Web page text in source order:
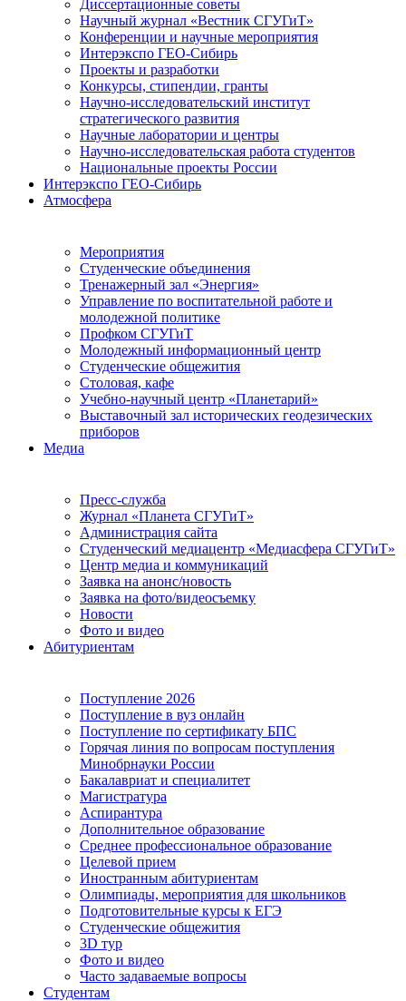
Диссертационные советы
Научный журнал «Вестник СГУГиТ»
Конференции и научные мероприятия
Интерэкспо ГЕО-Сибирь
Проекты и разработки
Конкурсы, стипендии, гранты
Научно-исследовательский институт
стратегического развития
Научные лаборатории и центры
Научно-исследовательская работа студентов
Национальные проекты России
Интерэкспо ГЕО-Сибирь
Атмосфера
Мероприятия
Студенческие объединения
Тренажерный зал «Энергия»
Управление по воспитательной работе и
молодежной политике
Профком СГУГиТ
Молодежный информационный центр
Студенческие общежития
Столовая, кафе
Учебно-научный центр «Планетарий»
Выставочный зал исторических геодезических
приборов
Медиа
Пресс-служба
Журнал «Планета СГУГиТ»
Администрация сайта
Студенческий медиацентр «Медиасфера СГУГиТ»
Центр медиа и коммуникаций
Заявка на анонс/новость
Заявка на фото/видеосъемку
Новости
Фото и видео
Абитуриентам
Поступление 2026
Поступление в вуз онлайн
Поступление по сертификату БПС
Горячая линия по вопросам поступления
Минобрнауки России
Бакалавриат и специалитет
Магистратура
Аспирантура
Дополнительное образование
Среднее профессиональное образование
Целевой прием
Иностранным абитуриентам
Олимпиады, мероприятия для школьников
Подготовительные курсы к ЕГЭ
Студенческие общежития
3D тур
Фото и видео
Часто задаваемые вопросы
Студентам